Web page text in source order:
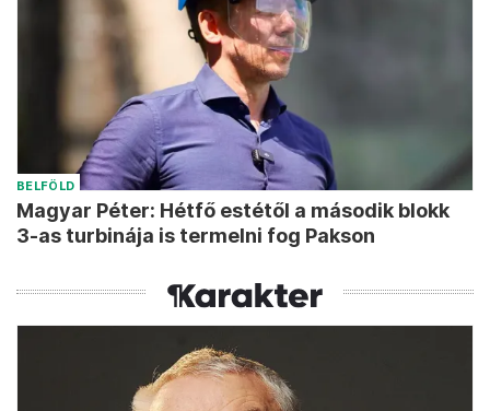
BELFÖLD
Magyar Péter: Hétfő estétől a második blokk
3-as turbinája is termelni fog Pakson